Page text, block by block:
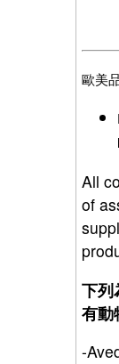
歐美
All
of
下列
有動
-